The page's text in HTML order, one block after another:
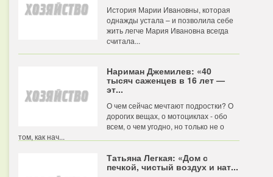
История Марии Ивановны, которая
однажды устала – и позволила себе
жить легче Мария Ивановна всегда
считала...
Нариман Джемилев: «40
тысяч саженцев в 16 лет —
эт...
О чем сейчас мечтают подростки? О
дорогих вещах, о мотоциклах - обо
всем, о чем угодно, но только не о
том, как нач...
Татьяна Легкая: «Дом с
печкой, чистый воздух и нат...